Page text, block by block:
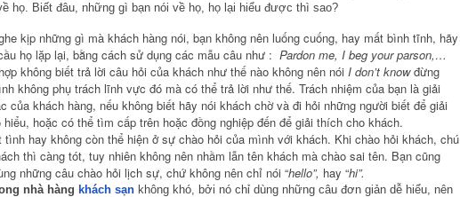
họ. Biết đâu, những gì bạn nói về họ, họ lại hiểu được thì sao?
kịp những gì mà khách hàng nói, bạn không nên luống cuống, hay mất bình tĩnh, hãy
họ lặp lại, bằng cách sử dụng các mẫu câu như : Pardon me, I beg your parson,…
không biết trả lời câu hỏi của khách như thế nào không nên nói I don’t knowđừng
không phụ trách lĩnh vực đó mà có thể trả lời như thế. Trách nhiệm của bạn là giải
của khách hàng, nếu không biết hãy nói khách chờ và đi hỏi những người biết để giải
hoặc có thể tìm cấp trên hoặc đồng nghiệp đến để giải thích cho khách.
tình hay không còn thể hiện ở sự chào hỏi của mình với khách. Khi chào hỏi khách, chú
thì càng tót, tuy nhiên không nên nhầm lẫn tên khách mà chào sai tên. Bạn cũng
những câu chào hỏi lịch sự, chứ không nên chỉ nói “hello”, hay “hi”.
nhà hàng khách sạn không khó, bởi nó chỉ dùng những câu đơn giản dễ hiểu, nên